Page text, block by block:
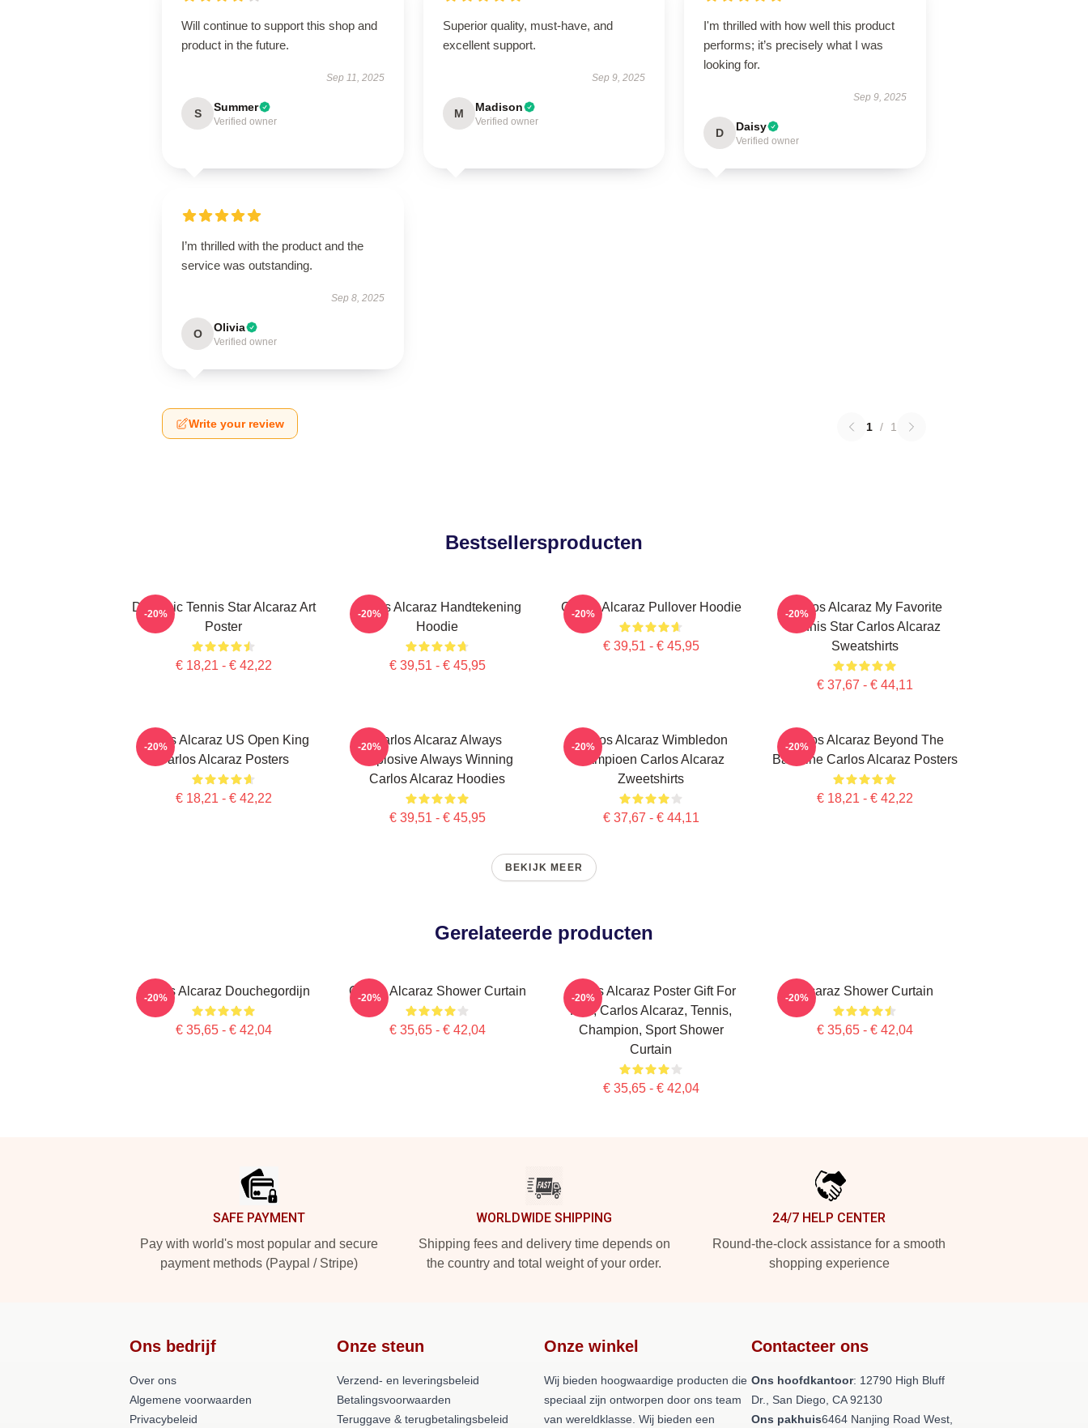
Will continue to support this shop and
product in the future.
Sep 11, 2025
S Summer
Verified owner
Superior quality, must-have, and
excellent support.
Sep 9, 2025
M Madison
Verified owner
I'm thrilled with how well this product
performs; it’s precisely what I was
looking for.
Sep 9, 2025
D Daisy
Verified owner
I’m thrilled with the product and the
service was outstanding.
Sep 8, 2025
O Olivia
Verified owner
Write your review 1 / 1
Bestsellersproducten
Dynamic Tennis Star Alcaraz Art
Poster
€ 18,21 - € 42,22
-20%
Carlos Alcaraz Handtekening
Hoodie
€ 39,51 - € 45,95
-20% Carlos Alcaraz Pullover Hoodie
€ 39,51 - € 45,95
-20%
Carlos Alcaraz My Favorite
Tennis Star Carlos Alcaraz
Sweatshirts
€ 37,67 - € 44,11
-20%
Carlos Alcaraz US Open King
Carlos Alcaraz Posters
€ 18,21 - € 42,22
-20%
Carlos Alcaraz Always
Explosive Always Winning
Carlos Alcaraz Hoodies
€ 39,51 - € 45,95
-20%
Carlos Alcaraz Wimbledon
Kampioen Carlos Alcaraz
Zweetshirts
€ 37,67 - € 44,11
-20%
Carlos Alcaraz Beyond The
Baseline Carlos Alcaraz Posters
€ 18,21 - € 42,22
-20%
BEKIJK MEER
Gerelateerde producten
Carlos Alcaraz Douchegordijn
€ 35,65 - € 42,04
-20% Carlos Alcaraz Shower Curtain
€ 35,65 - € 42,04
-20%
Carlos Alcaraz Poster Gift For
Him, Carlos Alcaraz, Tennis,
Champion, Sport Shower
Curtain
€ 35,65 - € 42,04
-20% Alcaraz Shower Curtain
€ 35,65 - € 42,04
-20%
SAFE PAYMENT
Pay with world's most popular and secure
payment methods (Paypal / Stripe)
WORLDWIDE SHIPPING
Shipping fees and delivery time depends on
the country and total weight of your order.
24/7 HELP CENTER
Round-the-clock assistance for a smooth
shopping experience
Ons bedrijf
Over ons
Algemene voorwaarden
Privacybeleid
Onze steun
Verzend- en leveringsbeleid
Betalingsvoorwaarden
Teruggave & terugbetalingsbeleid
Onze winkel
Wij bieden hoogwaardige producten die
speciaal zijn ontworpen door ons team
van wereldklasse. Wij bieden een
Contacteer ons
Ons hoofdkantoor: 12790 High Bluff
Dr., San Diego, CA 92130
Ons pakhuis6464 Nanjing Road West,